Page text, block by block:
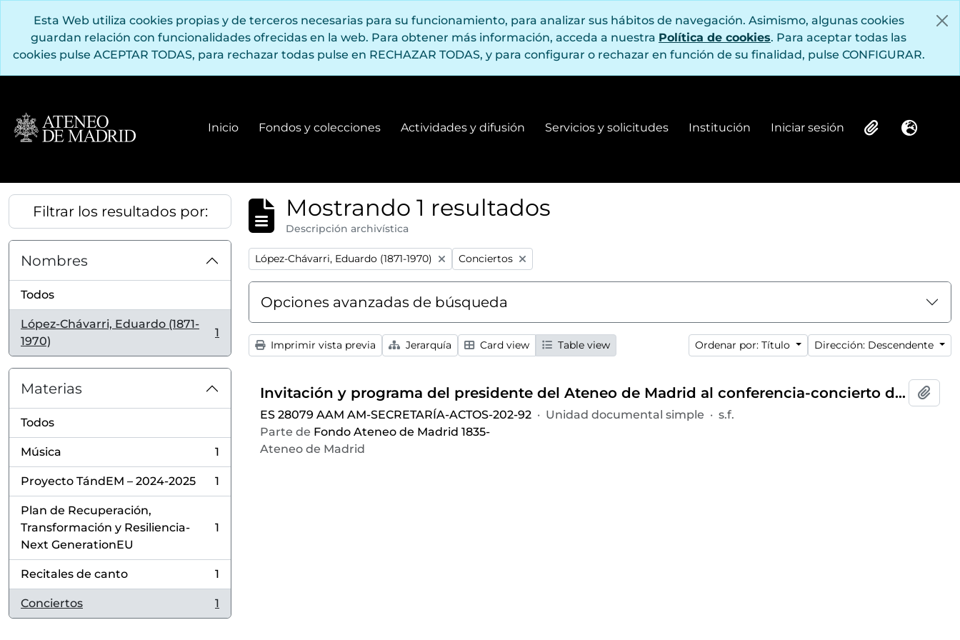
Esta Web utiliza cookies propias y de terceros necesarias para su funcionamiento, para analizar sus hábitos de navegación. Asimismo, algunas cookies
guardan relación con funcionalidades ofrecidas en la web. Para obtener más información, acceda a nuestra Política de cookies. Para aceptar todas las
cookies pulse ACEPTAR TODAS, para rechazar todas pulse en RECHAZAR TODAS, y para configurar o rechazar en función de su finalidad, pulse CONFIGURAR.
Inicio Fondos y colecciones
Fondos y colecciones
Actividades y difusión
Actividades y difusión
Servicios y solicitudes Institución
Institución
Iniciar sesión
Iniciar sesión ClipboardIdioma
Filtrar los resultados por:
Nombres
Todos
López-Chávarri, Eduardo (1871-
1970)
, 1 resultados
1
Materias
Todos
Música
, 1 resultados
1
Proyecto TándEM – 2024-2025
, 1 resultados
1
Plan de Recuperación,
Transformación y Resiliencia-
Next GenerationEU
, 1 resultados
1
Recitales de canto
, 1 resultados
1
Conciertos
, 1 resultados
1
Mostrando 1 resultados
Descripción archivística
Remove filter:
López-Chávarri, Eduardo (1871-1970) Remove filter:
Conciertos
Opciones avanzadas de búsqueda
Imprimir vista previa Jerarquía Card view Table view Ordenar por: Título Dirección: Descendente
Invitación y programa del presidente del Ateneo de Madrid al conferencia-concierto dentro del ciclo
ES 28079 AAM AM-SECRETARÍA-ACTOS-202-92 · Unidad documental simple · s.f.
Parte de Fondo Ateneo de Madrid 1835-
Ateneo de Madrid